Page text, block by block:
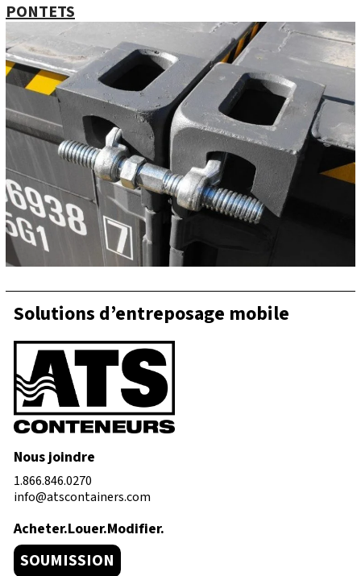
PONTETS
Solutions d’entreposage mobile
Nous joindre
1.866.846.0270
info@atscontainers.com
Acheter.Louer.Modifier.
SOUMISSION